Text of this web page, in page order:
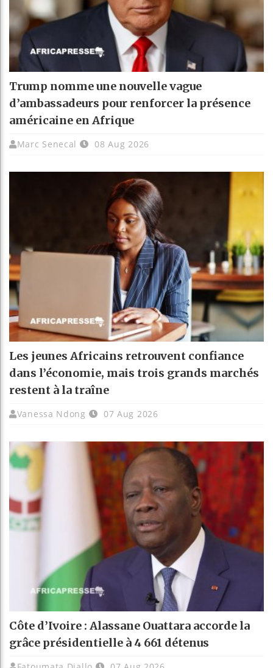
Trump nomme une nouvelle vague
d’ambassadeurs pour renforcer la présence
américaine en Afrique
Marc Senecal 08 Aug 2026
Les jeunes Africains retrouvent confiance
dans l’économie, mais trois grands marchés
restent à la traîne
Vanessa Ndong 07 Aug 2026
Côte d’Ivoire : Alassane Ouattara accorde la
grâce présidentielle à 4 661 détenus